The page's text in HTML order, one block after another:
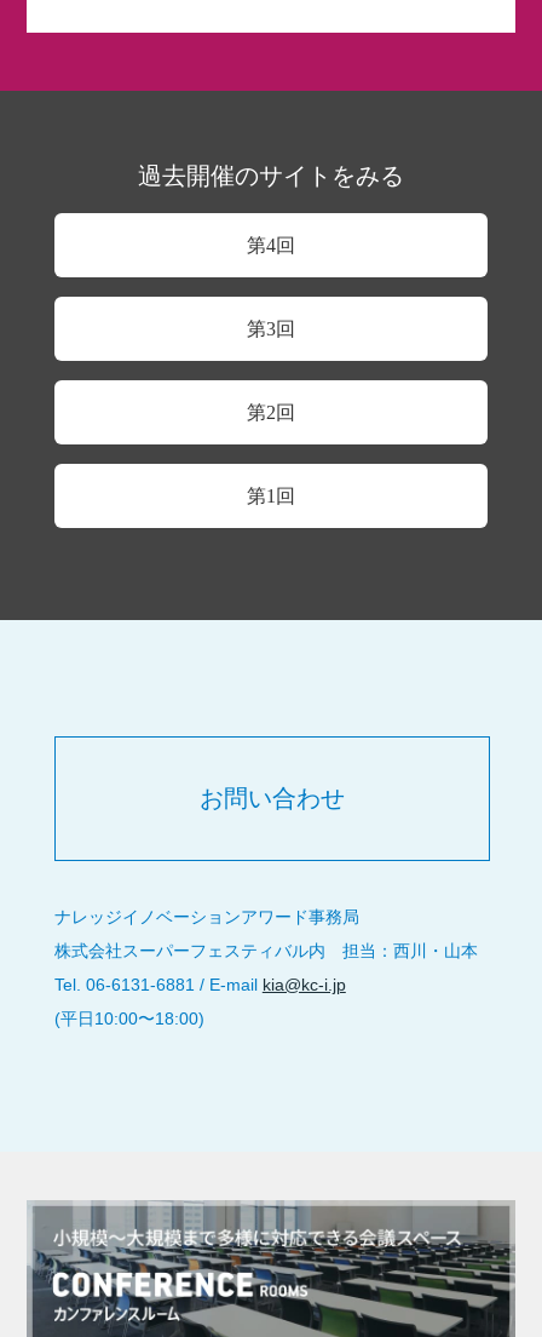
過去開催のサイトをみる
第4回
第3回
第2回
第1回
お問い合わせ
ナレッジイノベーションアワード事務局
株式会社スーパーフェスティバル内 担当：西川・山本
Tel. 06-6131-6881 / E-mail kia@kc-i.jp
(平日10:00〜18:00)